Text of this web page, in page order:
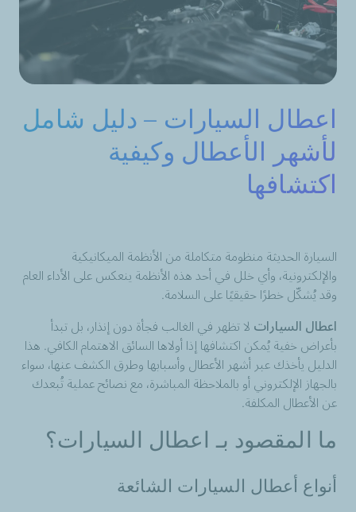
اعطال السيارات – دليل شامل
لأشهر الأعطال وكيفية
اكتشافها
السيارة الحديثة منظومة متكاملة من الأنظمة الميكانيكية
والإلكترونية، وأي خلل في أحد هذه الأنظمة ينعكس على الأداء العام
وقد يُشكّل خطرًا حقيقيًا على السلامة.
اعطال السياراتلا تظهر في الغالب فجأة دون إنذار، بل تبدأ
بأعراض خفية يُمكن اكتشافها إذا أولاها السائق الاهتمام الكافي. هذا
الدليل يأخذك عبر أشهر الأعطال وأسبابها وطرق الكشف عنها، سواء
بالجهاز الإلكتروني أو بالملاحظة المباشرة، مع نصائح عملية تُبعدك
عن الأعطال المكلفة.
ما المقصود بـ اعطال السيارات؟
أنواع أعطال السيارات الشائعة